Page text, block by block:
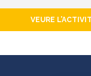
VEURE